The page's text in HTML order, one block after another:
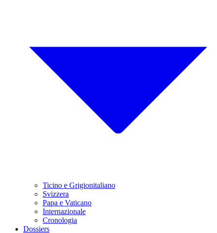
Ticino e Grigionitaliano
Svizzera
Papa e Vaticano
Internazionale
Cronologia
Dossiers